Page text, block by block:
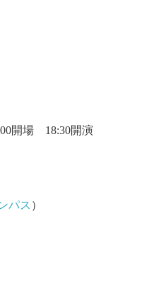
開場 18:30開演
パス ）